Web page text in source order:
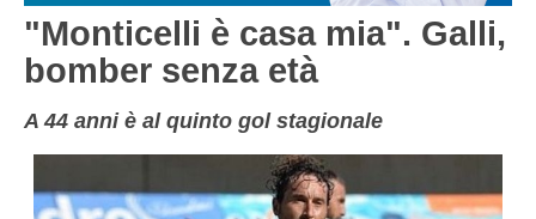
"Monticelli è casa mia". Galli,
bomber senza età
A 44 anni è al quinto gol stagionale